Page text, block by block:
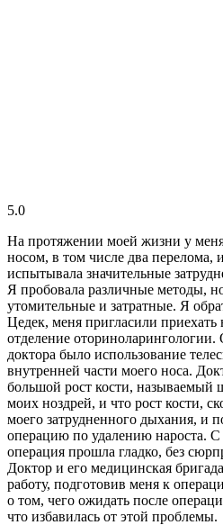
5.0
На протяжении моей жизни у
носом, в том числе два перелома,
испытывала значительные
Я пробовала различные методы,
утомительные и затратные. Я
Цедек, меня пригласили приехать
отделение
доктора было использование
внутренней части моего носа.
большой рост кости, называемый
моих ноздрей, и что рост кости,
моего затрудненного дыхания, и
операцию по удалению нароста.
операция прошла гладко, без
Доктор и его медицинская
работу, подготовив меня к
о том, чего ожидать после
что избавилась от этой проблемы.